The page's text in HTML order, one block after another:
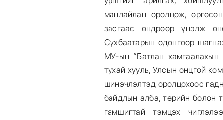
манлайлан оролцож,
засгаас өндрөөр үнэлж
Сүхбаатарын одонгоор
МУ-ын “Батлан хамгаалахын
тухай хууль, Улсын онцгой
шинэчлэлтэд оролцохоос
байдлын алба, төрийн болон
гамшигтай тэмцэх